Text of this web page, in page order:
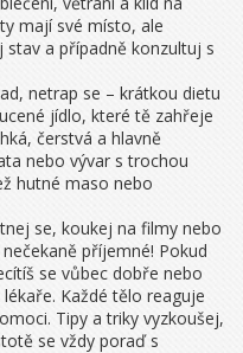
mají své místo, ale
stav a případně konzultuj s
netrap se – krátkou dietu
jídlo, které tě zahřeje
čerstvá a hlavně
nebo vývar s trochou
hutné maso nebo
se, koukej na filmy nebo
příjemné! Pokud
se vůbec dobře nebo
Každé tělo reaguje
Tipy a triky vyzkoušej,
se vždy poraď s